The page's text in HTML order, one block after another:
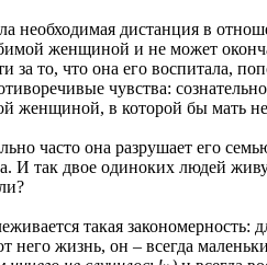
дистанция в
женщиной и не может
за то, что она его воспитала,
чувства:
женщиной, в которой бы мать
она разрушает его семью
И так двое одиноких людей
такая закономерность:
него жизнь, он – всегда